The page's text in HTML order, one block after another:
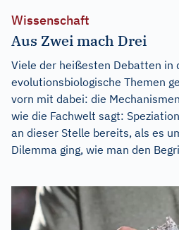
Wissenschaft
Aus Zwei mach Drei
Viele der heißesten Debatten in
evolutionsbiologische Themen
vorn mit dabei: die
wie die Fachwelt sagt:
an dieser Stelle bereits, als es
Dilemma ging, wie man den